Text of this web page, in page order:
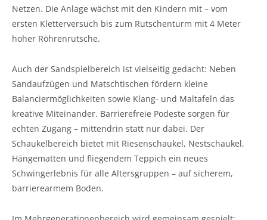
Netzen. Die Anlage wächst mit den Kindern mit – vom
ersten Kletterversuch bis zum Rutschenturm mit 4 Meter
hoher Röhrenrutsche.
Auch der Sandspielbereich ist vielseitig gedacht: Neben
Sandaufzügen und Matschtischen fördern kleine
Balanciermöglichkeiten sowie Klang- und Maltafeln das
kreative Miteinander. Barrierefreie Podeste sorgen für
echten Zugang – mittendrin statt nur dabei. Der
Schaukelbereich bietet mit Riesenschaukel, Nestschaukel,
Hängematten und fliegendem Teppich ein neues
Schwingerlebnis für alle Altersgruppen – auf sicherem,
barrierearmem Boden.